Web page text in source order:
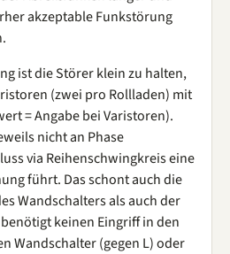
akzeptable Funkstörung
ist die Störer klein zu halten,
(zwei pro Rollladen) mit
= Angabe bei Varistoren).
nicht an Phase
via Reihenschwingkreis eine
führt. Das schont auch die
Wandschalters als auch der
keinen Eingriff in den
Wandschalter (gegen L) oder